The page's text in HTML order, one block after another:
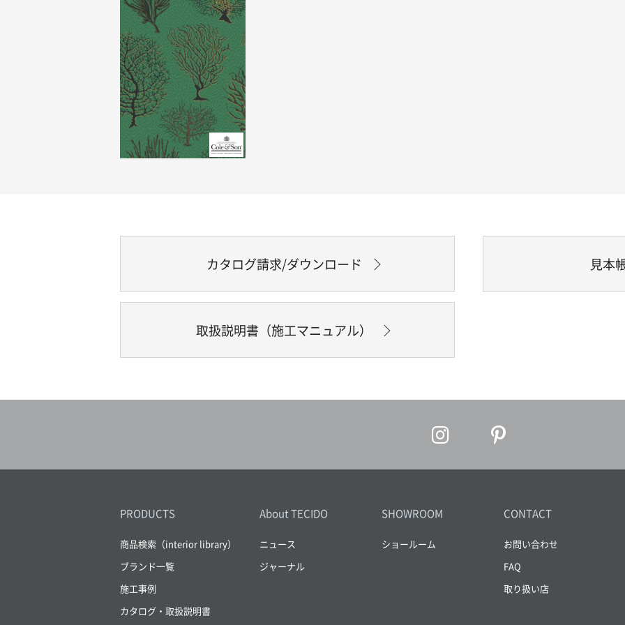
カタログ請求/ダウンロード 見本
取扱説明書（施工マニュアル）
PRODUCTS
商品検索（interior library）
ブランド一覧
施工事例
カタログ・取扱説明書
About TECIDO
ニュース
ジャーナル
SHOWROOM
ショールーム
CONTACT
お問い合わせ
FAQ
取り扱い店